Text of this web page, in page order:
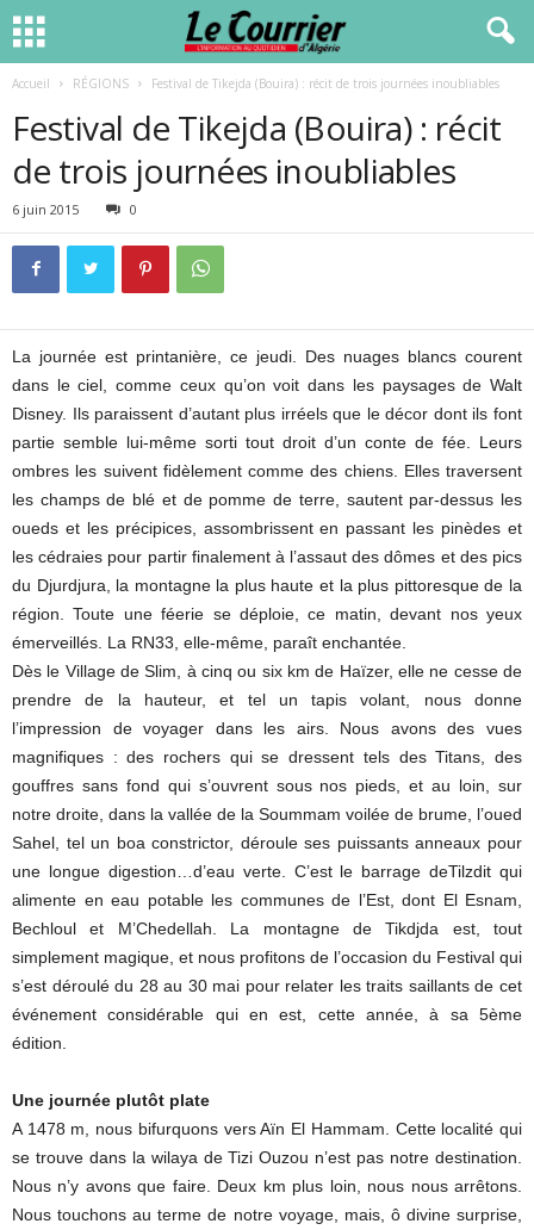
Accueil RÉGIONS Festival de Tikejda (Bouira) : récit de trois journées inoubliables
Festival de Tikejda (Bouira) : récit
de trois journées inoubliables
6 juin 2015 0
La journée est printanière, ce jeudi. Des nuages blancs courent
dans le ciel, comme ceux qu’on voit dans les paysages de Walt
Disney. Ils paraissent d’autant plus irréels que le décor dont ils font
partie semble lui-même sorti tout droit d’un conte de fée. Leurs
ombres les suivent fidèlement comme des chiens. Elles traversent
les champs de blé et de pomme de terre, sautent par-dessus les
oueds et les précipices, assombrissent en passant les pinèdes et
les cédraies pour partir finalement à l’assaut des dômes et des pics
du Djurdjura, la montagne la plus haute et la plus pittoresque de la
région. Toute une féerie se déploie, ce matin, devant nos yeux
émerveillés. La RN33, elle-même, paraît enchantée.
Dès le Village de Slim, à cinq ou six km de Haïzer, elle ne cesse de
prendre de la hauteur, et tel un tapis volant, nous donne
l’impression de voyager dans les airs. Nous avons des vues
magnifiques : des rochers qui se dressent tels des Titans, des
gouffres sans fond qui s’ouvrent sous nos pieds, et au loin, sur
notre droite, dans la vallée de la Soummam voilée de brume, l’oued
Sahel, tel un boa constrictor, déroule ses puissants anneaux pour
une longue digestion…d’eau verte. C’est le barrage deTilzdit qui
alimente en eau potable les communes de l’Est, dont El Esnam,
Bechloul et M’Chedellah. La montagne de Tikdjda est, tout
simplement magique, et nous profitons de l’occasion du Festival qui
s’est déroulé du 28 au 30 mai pour relater les traits saillants de cet
événement considérable qui en est, cette année, à sa 5ème
édition.
Une journée plutôt plate
A 1478 m, nous bifurquons vers Aïn El Hammam. Cette localité qui
se trouve dans la wilaya de Tizi Ouzou n’est pas notre destination.
Nous n’y avons que faire. Deux km plus loin, nous nous arrêtons.
Nous touchons au terme de notre voyage, mais, ô divine surprise,